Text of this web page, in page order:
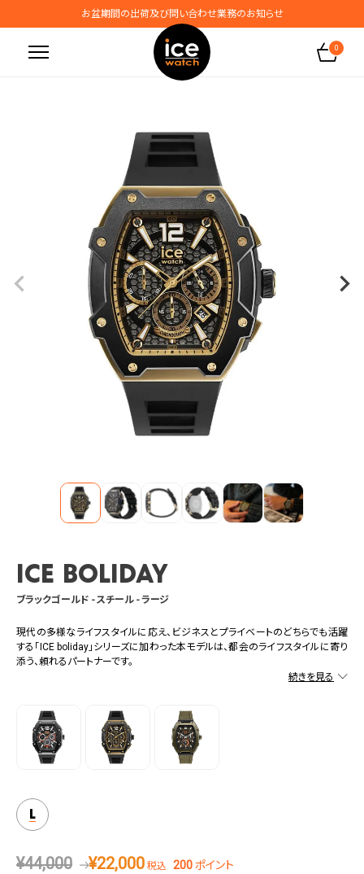
お盆期間の出荷及び問い合わせ業務のお知らせ
地震の影響によるお届けに関するお知らせ
無料ギフトラッピングサービス受付中
0
ICE boliday
ブラックゴールド - スチール - ラージ
現代の多様なライフスタイルに応え、ビジネスとプライベートのどちらでも活躍
する「ICE boliday」シリーズに加わった本モデルは、都会のライフスタイルに寄り
添う、頼れるパートナーです。
しなやかなシリコンラバーストラップは通気性を考慮したデザインで快適な装着
感を実現します。
L
¥44,000 ¥22,000 税込 200ポイント